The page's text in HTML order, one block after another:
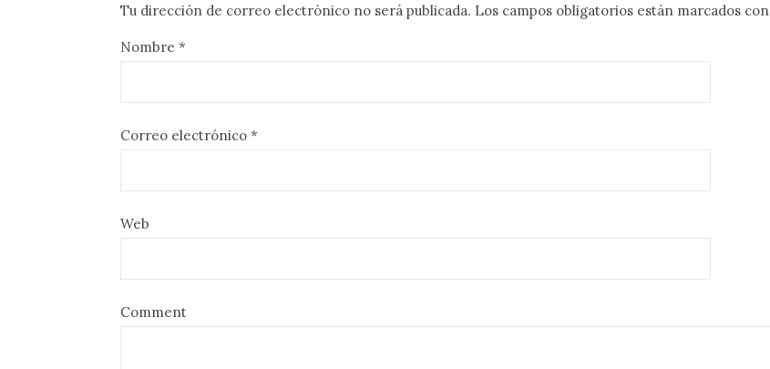
Tu dirección de correo electrónico no será publicada. Los campos obligatorios están marcados con
Nombre *
Correo electrónico *
Web
Comment